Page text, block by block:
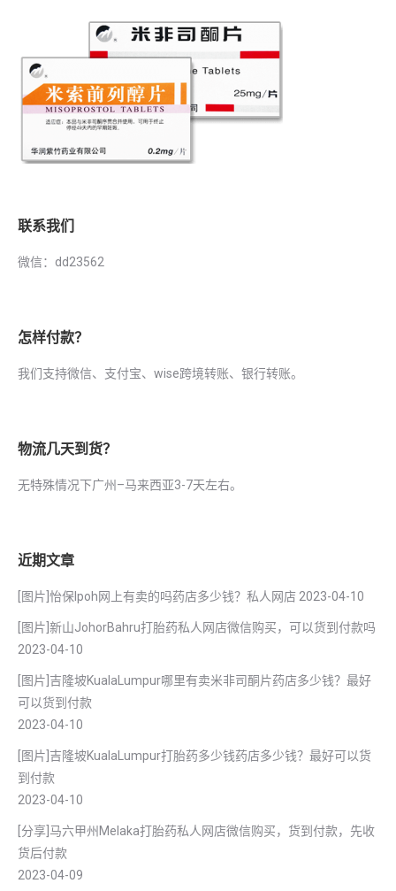
联系我们
微信：dd23562
怎样付款？
我们支持微信、支付宝、wise跨境转账、银行转账。
物流几天到货？
无特殊情况下广州–马来西亚3-7天左右。
近期文章
[图片]怡保lpoh网上有卖的吗药店多少钱？私人网店 2023-04-10
[图片]新山JohorBahru打胎药私人网店微信购买，可以货到付款吗
2023-04-10
[图片]吉隆坡KualaLumpur哪里有卖米非司酮片药店多少钱？最好
可以货到付款
2023-04-10
[图片]吉隆坡KualaLumpur打胎药多少钱药店多少钱？最好可以货
到付款
2023-04-10
[分享]马六甲州Melaka打胎药私人网店微信购买，货到付款，先收
货后付款
2023-04-09